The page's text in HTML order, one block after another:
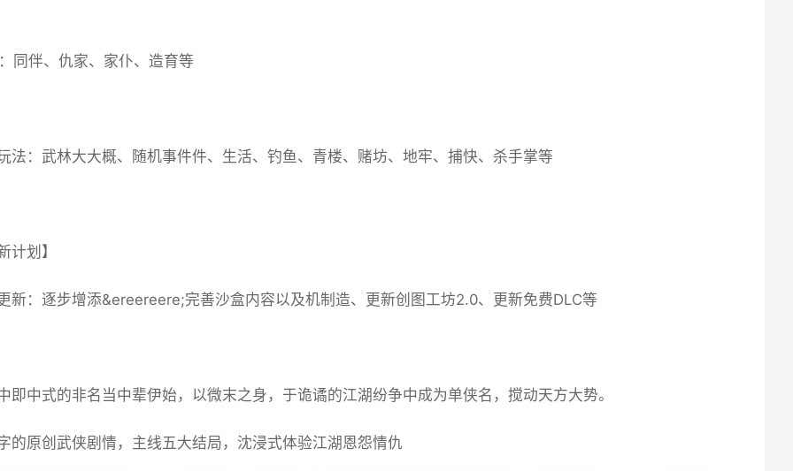
同伴、仇家、家仆、造育等
法：武林大大概、随机事件件、生活、钓鱼、青楼、赌坊、地牢、捕快、杀手掌等
计划】
新：逐步增添&ereereere;完善沙盒内容以及机制造、更新创图工坊2.0、更新免费DLC等
即中式的非名当中辈伊始，以微末之身，于诡谲的江湖纷争中成为单侠名，搅动天方大势。
原创武侠剧情，主线五大结局，沈浸式体验江湖恩怨情仇